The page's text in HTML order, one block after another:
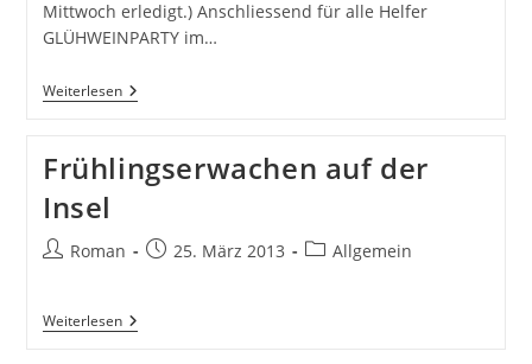
Mittwoch erledigt.) Anschliessend für alle Helfer
GLÜHWEINPARTY im…
WeiterlesenOpening
Glühwein
Frühlingserwachen auf der
Insel
Beitrags-
Roman
Beitrag25. März 2013
Beitrags-
Allgemein
WeiterlesenFrühlingserwachen
Auf